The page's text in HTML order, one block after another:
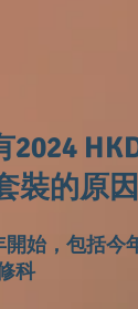
2024
裝的原因
始，包括今
科